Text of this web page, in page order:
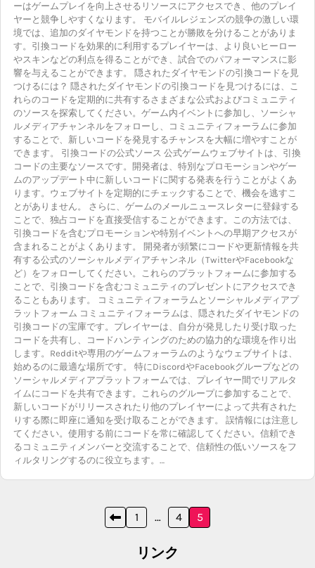
ーはゲームプレイを向上させるリソースにアクセスでき、他のプレイ
ヤーと競争しやすくなります。 モバイルレジェンズの競争の激しい環
境では、追加のダイヤモンドを持つことが勝敗を分けることがありま
す。引換コードを効果的に利用するプレイヤーは、より良いヒーロー
やスキンなどの利点を得ることができ、試合でのパフォーマンスに影
響を与えることができます。 隠されたダイヤモンドの引換コードを見
つけるには？ 隠されたダイヤモンドの引換コードを見つけるには、こ
れらのコードを定期的に共有するさまざまな公式およびコミュニティ
のソースを探索してください。ゲーム内イベントに参加し、ソーシャ
ルメディアチャンネルをフォローし、コミュニティフォーラムに参加
することで、新しいコードを発見するチャンスを大幅に増やすことが
できます。 引換コードの公式ソース 公式ゲームウェブサイトは、引換
コードの主要なソースです。開発者は、特別なプロモーションやゲー
ムのアップデート中に新しいコードに関する発表を行うことがよくあ
ります。ウェブサイトを定期的にチェックすることで、機会を逃すこ
とがありません。 さらに、ゲームのメールニュースレターに登録する
ことで、独占コードを直接受信することができます。この方法では、
引換コードを含むプロモーションや特別イベントへの早期アクセスが
含まれることがよくあります。 開発者が頻繁にコードや更新情報を共
有する公式のソーシャルメディアチャンネル（TwitterやFacebookな
ど）をフォローしてください。これらのプラットフォームに参加する
ことで、引換コードを含むコミュニティのプレゼントにアクセスでき
ることもあります。 コミュニティフォーラムとソーシャルメディアプ
ラットフォーム コミュニティフォーラムは、隠されたダイヤモンドの
引換コードの宝庫です。プレイヤーは、自分が発見したり受け取った
コードを共有し、コードハンティングのための協力的な環境を作り出
します。Redditや専用のゲームフォーラムのようなウェブサイトは、
始めるのに最適な場所です。 特にDiscordやFacebookグループなどの
ソーシャルメディアプラットフォームでは、プレイヤー間でリアルタ
イムにコードを共有できます。これらのグループに参加することで、
新しいコードがリリースされたり他のプレイヤーによって共有された
りする際に即座に通知を受け取ることができます。 誤情報には注意し
てください。使用する前にコードを常に確認してください。信頼でき
るコミュニティメンバーと交流することで、信頼性の低いソースをフ
ィルタリングするのに役立ちます。…
1 … 4 5
リンク